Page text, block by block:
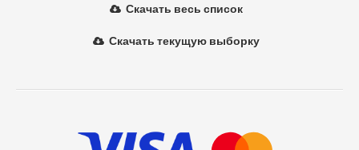
Скачать весь список
Скачать текущую выборку